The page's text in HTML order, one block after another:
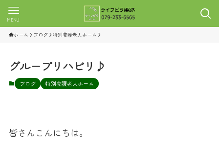
MENU
ホーム ブログ 特別養護老人ホーム
グループリハビリ♪
ブログ 特別養護老人ホーム
皆さんこんにちは。